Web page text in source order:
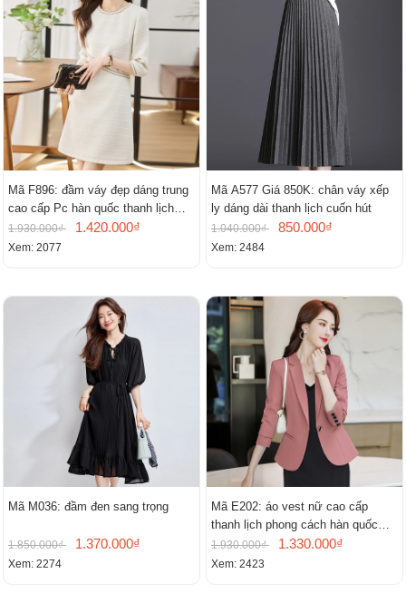
Mã F896: đầm váy đẹp dáng trung
cao cấp Pc hàn quốc thanh lịch
mới
1.930.000₫ 1.420.000₫
Xem: 2077
Mã A577 Giá 850K: chân váy xếp
ly dáng dài thanh lịch cuốn hút
1.040.000₫ 850.000₫
Xem: 2484
Mã M036: đầm đen sang trọng
1.850.000₫ 1.370.000₫
Xem: 2274
Mã E202: áo vest nữ cao cấp
thanh lịch phong cách hàn quốc
mới
1.930.000₫ 1.330.000₫
Xem: 2423